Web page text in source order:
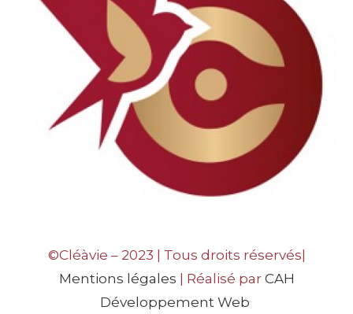
©Cléàvie – 2023 | Tous droits réservés|
Mentions légales | Réalisé par CAH
Développement Web